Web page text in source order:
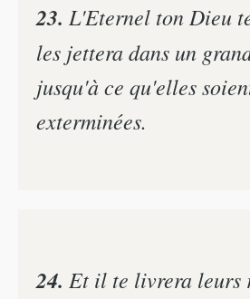
23. L'Eternel ton Dieu
les jettera dans un
jusqu'à ce qu'elles
exterminées.
24. Et il te livrera leurs